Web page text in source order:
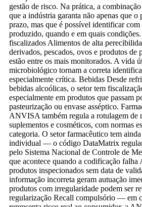
gestão de risco. Na prática, a
que a indústria garanta não apenas que o
prazo, mas que é possível identificar
produzido, quando e em quais
fiscalizados Alimentos de alta
derivados, pescados, ovos e produtos de
estão entre os mais monitorados. A vida
microbiológico tornam a correta
especialmente crítica. Bebidas Desde
bebidas alcoólicas, o setor tem
especialmente em produtos que passam
pasteurização ou envase asséptico.
ANVISA também regula a rotulagem de
suplementos e cosméticos, com normas
categoria. O setor farmacêutico tem
individual — o código DataMatrix
pelo Sistema Nacional de Controle de
que acontece quando a codificação
produtos inspecionados sem data de
informação incorreta geram autuação
produtos com irregularidade podem ser
regularização Recall compulsório — em